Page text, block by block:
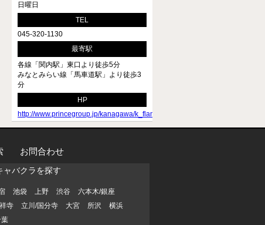
日曜日
TEL
045-320-1130
最寄駅
各線「関内駅」東口より徒歩5分
みなとみらい線「馬車道駅」より徒歩3
分
HP
http://www.princegroup.jp/kanagawa/k_flamingo/
お問合わせ
ャバクラを探す
池袋 上野 渋谷
六本木/銀座
寺 立川/国分寺 大宮 所沢
横浜